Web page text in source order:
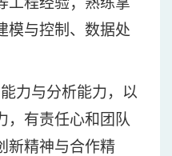
模与控制、数据处
力与分析能力，以
，有责任心和团队
新精神与合作精